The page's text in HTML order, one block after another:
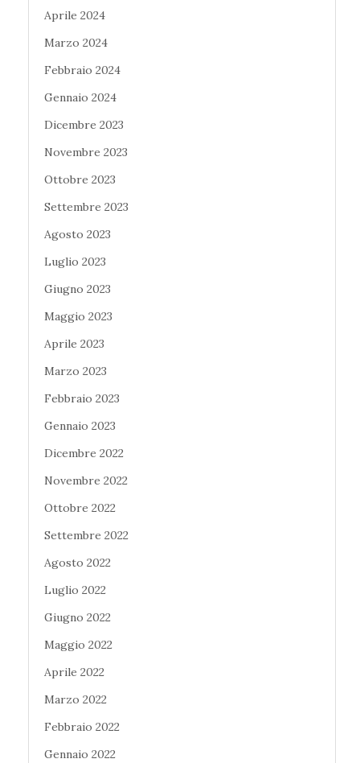
Aprile 2024
Marzo 2024
Febbraio 2024
Gennaio 2024
Dicembre 2023
Novembre 2023
Ottobre 2023
Settembre 2023
Agosto 2023
Luglio 2023
Giugno 2023
Maggio 2023
Aprile 2023
Marzo 2023
Febbraio 2023
Gennaio 2023
Dicembre 2022
Novembre 2022
Ottobre 2022
Settembre 2022
Agosto 2022
Luglio 2022
Giugno 2022
Maggio 2022
Aprile 2022
Marzo 2022
Febbraio 2022
Gennaio 2022